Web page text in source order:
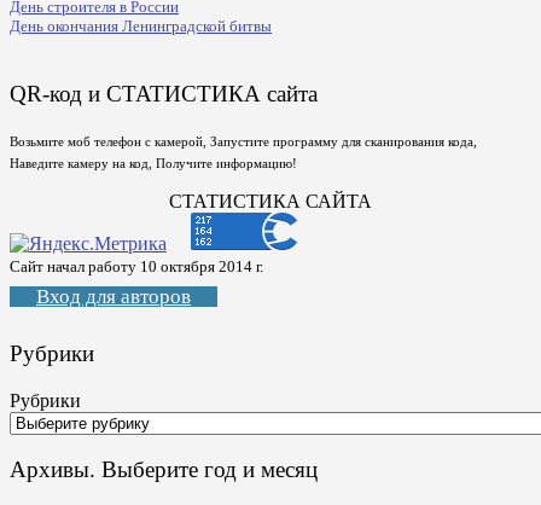
День строителя в России
День окончания Ленинградской битвы
QR-код и СТАТИСТИКА сайта
Возьмите моб телефон с камерой, Запустите программу для сканирования кода,
Наведите камеру на код, Получите информацию!
СТАТИСТИКА САЙТА
Сайт начал работу 10 октября 2014 г.
Вход для авторов
Рубрики
Рубрики
Архивы. Выберите год и месяц